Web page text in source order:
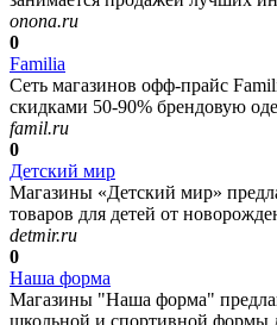
onona.ru
0
Familia
Сеть магазинов офф-прайс
скидками 50-90% брендовую
famil.ru
0
Детский мир
Магазины «Детский мир»
товаров для детей от
detmir.ru
0
Наша форма
Магазины "Наша форма"